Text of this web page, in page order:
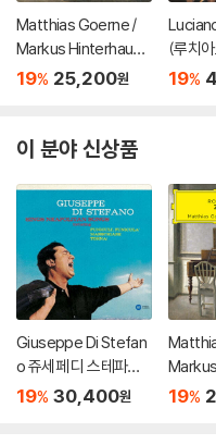
Matthias Goerne /
Markus Hinterhause
r 슈만: 황혼 (가곡집)
19% 25,200원
(루치
이탈리
19%
이 분야 신상품
Giuseppe Di Stefan
o 쥬세페 디 스테파노
가 부르는 나폴리 민요
19% 30,400원
r 슈만:
19%